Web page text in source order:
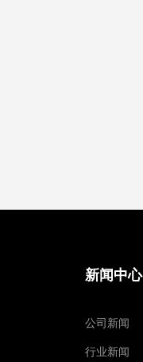
新闻中心
公司新闻
行业新闻